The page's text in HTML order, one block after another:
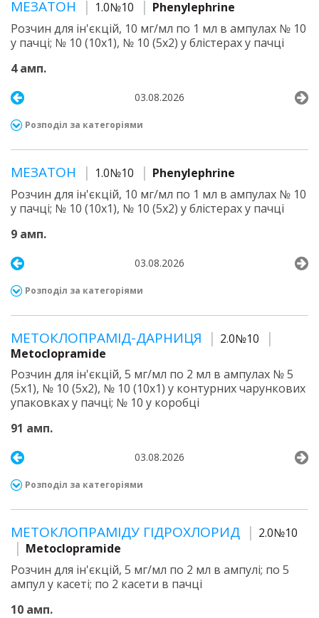
МЕЗАТОН 1.0№10
Phenylephrine
Розчин для ін'єкцій, 10 мг/мл по 1 мл в ампулах № 10
у пачці; № 10 (10х1), № 10 (5х2) у блістерах у пачці
4 амп.
03.08.2026
Розподіл за категоріями
МЕЗАТОН 1.0№10
Phenylephrine
Розчин для ін'єкцій, 10 мг/мл по 1 мл в ампулах № 10
у пачці; № 10 (10х1), № 10 (5х2) у блістерах у пачці
9 амп.
03.08.2026
Розподіл за категоріями
МЕТОКЛОПРАМІД-ДАРНИЦЯ
2.0№10
Metoclopramide
Розчин для ін'єкцій, 5 мг/мл по 2 мл в ампулах № 5
(5х1), № 10 (5х2), № 10 (10х1) у контурних чарункових
упаковках у пачці; № 10 у коробці
91 амп.
03.08.2026
Розподіл за категоріями
МЕТОКЛОПРАМІДУ ГІДРОХЛОРИД
2.0№10
Metoclopramide
Розчин для ін'єкцій, 5 мг/мл по 2 мл в ампулі; по 5
ампул у касеті; по 2 касети в пачці
10 амп.